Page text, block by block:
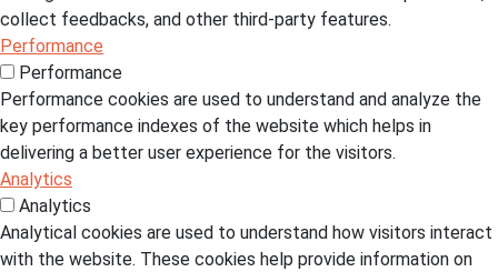
collect feedbacks, and other third-party features.
Performance
Performance
Performance cookies are used to understand and analyze the
key performance indexes of the website which helps in
delivering a better user experience for the visitors.
Analytics
Analytics
Analytical cookies are used to understand how visitors interact
with the website. These cookies help provide information on